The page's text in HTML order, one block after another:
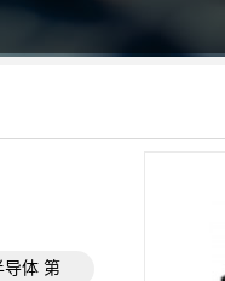
导体 第